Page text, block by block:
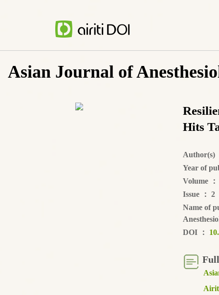
Asian Journal of
Hits
Author(s)
Year of
Volume
：
Issue
：
2
Name of
DOI
：